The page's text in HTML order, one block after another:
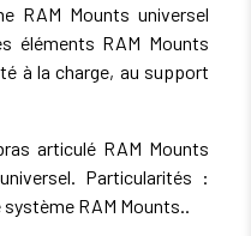
RAM Mounts universel
éléments RAM Mounts
à la charge, au support
articulé RAM Mounts
Particularités :
RAM Mounts..